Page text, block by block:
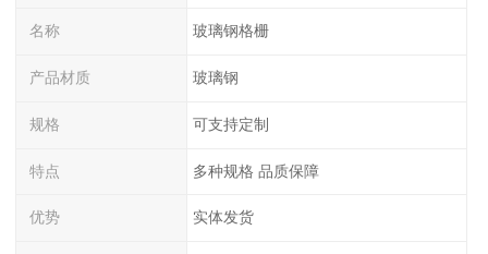
名称 玻璃钢格栅
产品材质 玻璃钢
规格 可支持定制
特点 多种规格 品质保障
优势 实体发货